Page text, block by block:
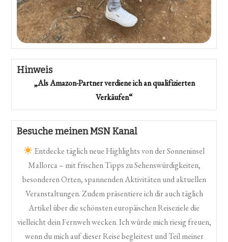
Hinweis
„Als Amazon-Partner verdiene ich an qualifizierten
Verkäufen“
Besuche meinen MSN Kanal
Entdecke täglich neue Highlights von der Sonneninsel
Mallorca – mit frischen Tipps zu Sehenswürdigkeiten,
besonderen Orten, spannenden Aktivitäten und aktuellen
Veranstaltungen. Zudem präsentiere ich dir auch täglich
Artikel über die schönsten europäischen Reiseziele die
vielleicht dein Fernweh wecken. Ich würde mich riesig freuen,
wenn du mich auf dieser Reise begleitest und Teil meiner